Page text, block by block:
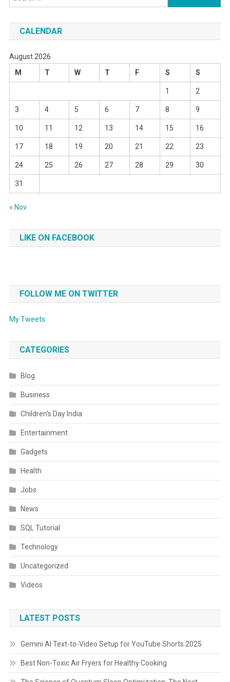
for:
CALENDAR
August 2026
M
T W T F S S
1 2
3 4 5 6 7 8 9
10 11 12 13 14 15 16
17 18 19 20 21 22 23
24 25 26 27 28 29 30
31
« Nov
LIKE ON FACEBOOK
FOLLOW ME ON TWITTER
My Tweets
CATEGORIES
Blog
Business
Children’s Day India
Entertainment
Gadgets
Health
Jobs
News
SQL Tutorial
Technology
Uncategorized
Videos
LATEST POSTS
Gemini AI Text-to-Video Setup for YouTube Shorts 2025
Best Non-Toxic Air Fryers for Healthy Cooking